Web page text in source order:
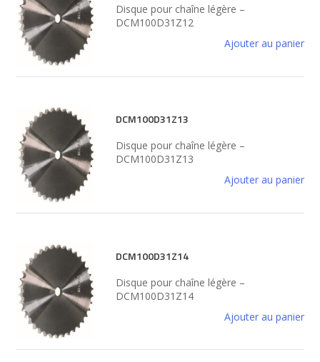
Disque pour chaîne légère –
DCM100D31Z12
Ajouter au panier
DCM100D31Z13
Disque pour chaîne légère –
DCM100D31Z13
Ajouter au panier
DCM100D31Z14
Disque pour chaîne légère –
DCM100D31Z14
Ajouter au panier